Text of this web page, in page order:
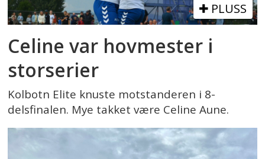
PLUSS
Celine var hovmester i
storserier
Kolbotn Elite knuste motstanderen i 8-
delsfinalen. Mye takket være Celine Aune.